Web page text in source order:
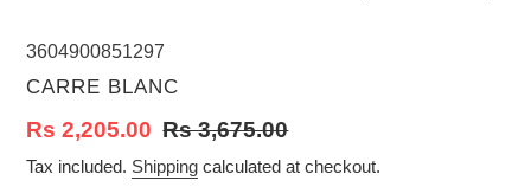
3604900851297
VENDOR
CARRE BLANC
Sale
price
Rs 2,205.00 Regular
price
Rs 3,675.00
Tax included. Shipping calculated at checkout.